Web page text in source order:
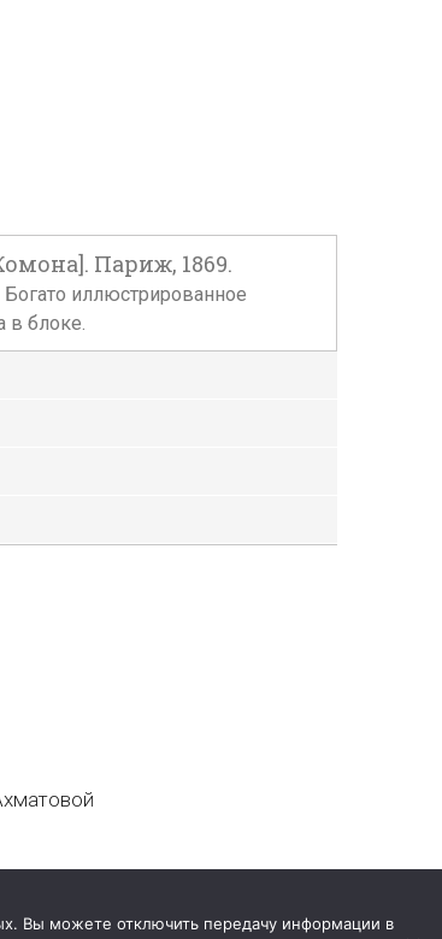
Париж, 1869.
иллюстрированное
в блоке.
Вы можете отключить передачу информации в